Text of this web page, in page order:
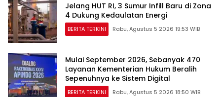
Jelang HUT RI, 3 Sumur Infill Baru di Zona
4 Dukung Kedaulatan Energi
BERITA TERKINI Rabu, Agustus 5 2026 19:53 WIB
Mulai September 2026, Sebanyak 470
Layanan Kementerian Hukum Beralih
Sepenuhnya ke Sistem Digital
BERITA TERKINI Rabu, Agustus 5 2026 18:50 WIB